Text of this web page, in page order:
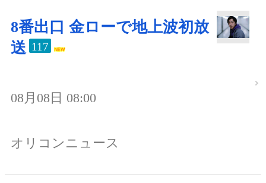
8番出口 金ローで地上波初放
送 117
08月08日 08:00
オリコンニュース